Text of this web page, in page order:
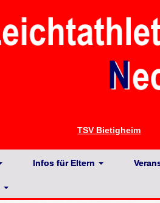
TSV Bietigheim
Infos für Eltern